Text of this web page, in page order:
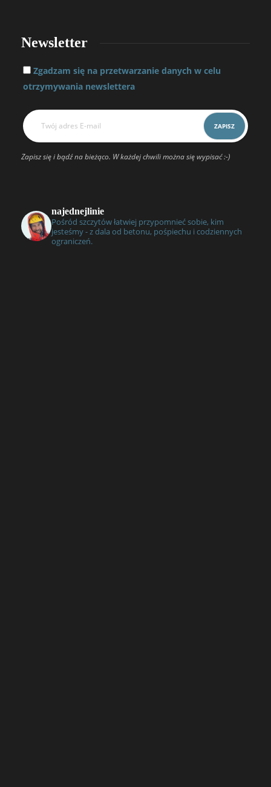
Newsletter
Zgadzam się na przetwarzanie danych w celu
otrzymywania newslettera
Zapisz się i bądź na bieżąco. W każdej chwili można się wypisać :-)
najednejlinie
Pośród szczytów łatwiej przypomnieć sobie, kim
jesteśmy - z dala od betonu, pośpiechu i codziennych
ograniczeń.